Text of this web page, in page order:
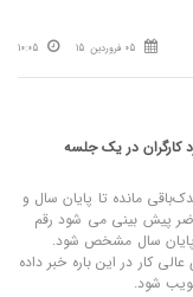
05 فروردین 15 10:05
کارگران در یک جلسه
مانده تا پایان سال و
پیش بینی می شود رقم
پایان سال مشخص شود.
کار در این باره خبر داده
شود.